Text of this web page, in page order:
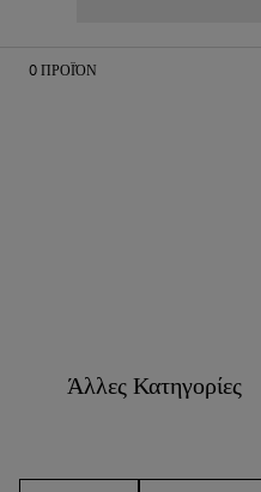
0ΠΡΟΪΌΝ
Άλλες Κατηγορίες